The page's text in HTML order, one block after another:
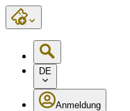
DE
Anmeldung